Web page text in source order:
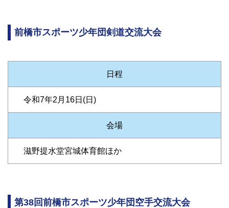
前橋市スポーツ少年団剣道交流大会
日程
令和7年2月16日(日)
会場
滋野提水堂宮城体育館ほか
第38回前橋市スポーツ少年団空手交流大会